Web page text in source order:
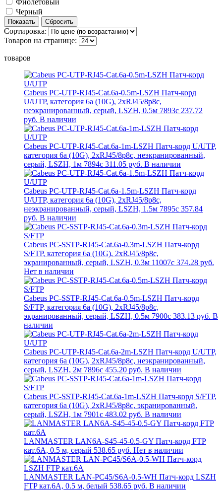
Черный
Сортировка:
Товаров на странице:
товаров
Cabeus PC-UTP-RJ45-Cat.6a-0.5m-LSZH Патч-корд
U/UTP, категория 6а (10G), 2xRJ45/8p8c,
неэкранированный, серый, LSZH, 0.5м 7893c 237.72
руб. В наличии
Cabeus PC-UTP-RJ45-Cat.6a-1m-LSZH Патч-корд U/UTP,
категория 6а (10G), 2xRJ45/8p8c, неэкранированный,
серый, LSZH, 1м 7894c 311.05 руб. В наличии
Cabeus PC-UTP-RJ45-Cat.6a-1.5m-LSZH Патч-корд
U/UTP, категория 6а (10G), 2xRJ45/8p8c,
неэкранированный, серый, LSZH, 1.5м 7895c 357.84
руб. В наличии
Cabeus PC-SSTP-RJ45-Cat.6a-0.3m-LSZH Патч-корд
S/FTP, категория 6а (10G), 2xRJ45/8p8c,
экранированный, серый, LSZH, 0.3м 11007c 374.28 руб.
Нет в наличии
Cabeus PC-SSTP-RJ45-Cat.6a-0.5m-LSZH Патч-корд
S/FTP, категория 6а (10G), 2xRJ45/8p8c,
экранированный, серый, LSZH, 0.5м 7900c 383.13 руб. В
наличии
Cabeus PC-UTP-RJ45-Cat.6a-2m-LSZH Патч-корд U/UTP,
категория 6а (10G), 2xRJ45/8p8c, неэкранированный,
серый, LSZH, 2м 7896c 455.20 руб. В наличии
Cabeus PC-SSTP-RJ45-Cat.6a-1m-LSZH Патч-корд S/FTP,
категория 6а (10G), 2xRJ45/8p8c, экранированный,
серый, LSZH, 1м 7901c 483.02 руб. В наличии
LANMASTER LAN6A-S45-45-0.5-GY Патч-корд FTP
кат.6A, 0.5 м, серый 538.65 руб. Нет в наличии
LANMASTER LAN-PC45/S6A-0.5-WH Патч-корд LSZH
FTP кат.6A, 0.5 м, белый 538.65 руб. В наличии